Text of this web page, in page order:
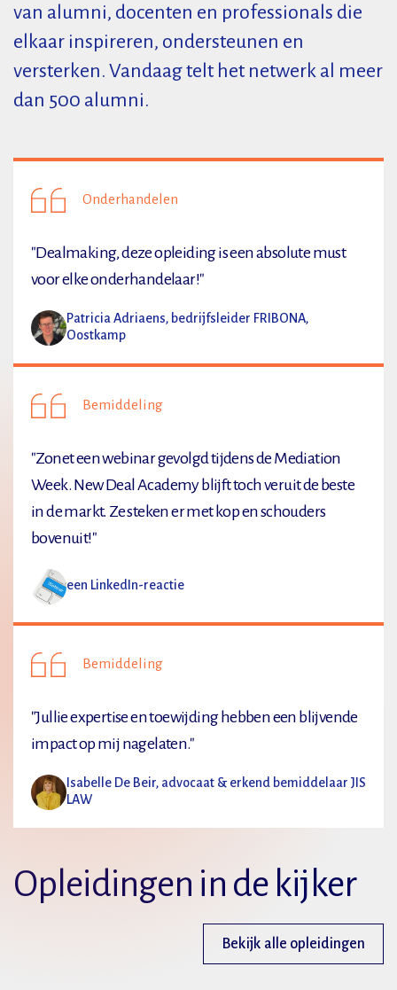
van alumni, docenten en professionals die
elkaar inspireren, ondersteunen en
versterken. Vandaag telt het netwerk al meer
dan 500 alumni.
Onderhandelen
"Dealmaking, deze opleiding is een absolute must
voor elke onderhandelaar!"
Patricia Adriaens, bedrijfsleider FRIBONA,
Oostkamp
Bemiddeling
"Zonet een webinar gevolgd tijdens de Mediation
Week. New Deal Academy blijft toch veruit de beste
in de markt. Ze steken er met kop en schouders
bovenuit!"
een LinkedIn-reactie
Bemiddeling
"Jullie expertise en toewijding hebben een blijvende
impact op mij nagelaten."
Isabelle De Beir, advocaat & erkend bemiddelaar JIS
LAW
Opleidingen in de kijker
Bekijk alle opleidingen